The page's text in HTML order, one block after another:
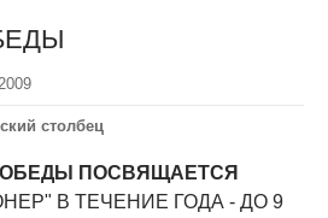
столбец
ПОСВЯЩАЕТСЯ
В ТЕЧЕНИЕ ГОДА - ДО 9